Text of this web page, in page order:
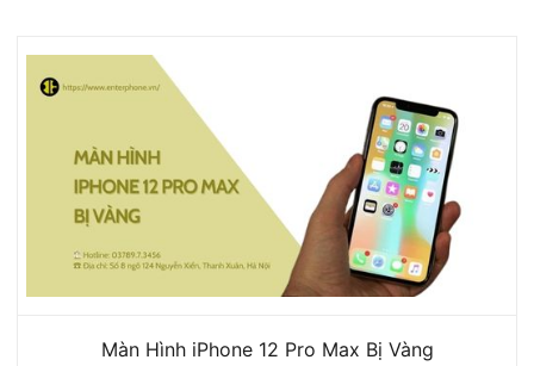
Màn Hình iPhone 12 Pro Max Bị Vàng